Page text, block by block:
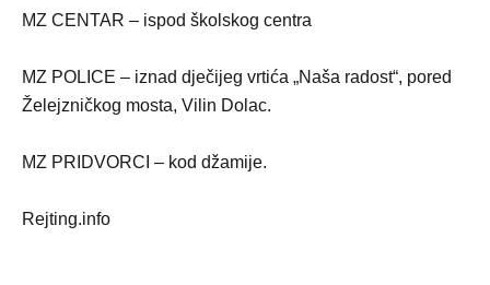
MZ CENTAR – ispod školskog centra
MZ POLICE – iznad dječijeg vrtića „Naša radost“, pored
Želejzničkog mosta, Vilin Dolac.
MZ PRIDVORCI – kod džamije.
Rejting.info